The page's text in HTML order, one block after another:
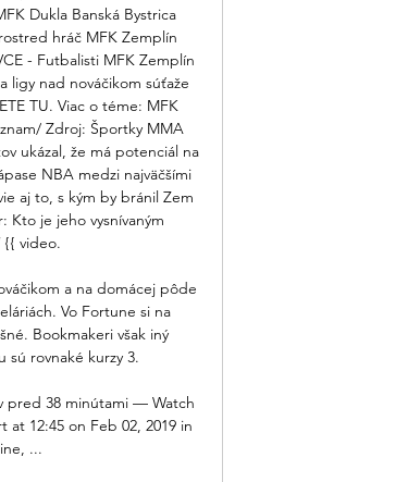
Dukla Banská Bystrica
hráč MFK Zemplín
- Futbalisti MFK Zemplín
ligy nad nováčikom súťaže
TU. Viac o téme: MFK
Zdroj: Športky MMA
ukázal, že má potenciál na
NBA medzi najväčšími
aj to, s kým by bránil Zem
Kto je jeho vysnívaným
{{ video.
a na domácej pôde
Vo Fortune si na
Bookmakeri však iný
sú rovnaké kurzy 3.
pred 38 minútami — Watch
at 12:45 on Feb 02, 2019 in
...